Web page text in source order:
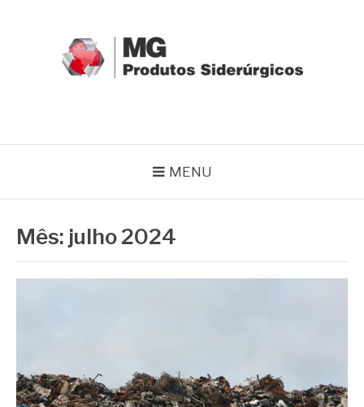
MENU
Mês: julho 2024